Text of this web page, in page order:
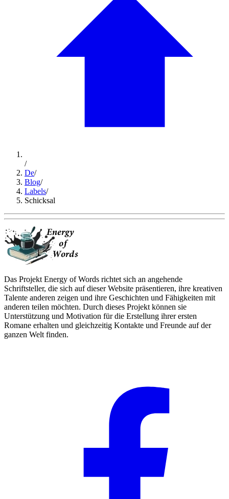
/
De/
Blog/
Labels/
Schicksal
Das Projekt Energy of Words richtet sich an angehende
Schriftsteller, die sich auf dieser Website präsentieren, ihre kreativen
Talente anderen zeigen und ihre Geschichten und Fähigkeiten mit
anderen teilen möchten. Durch dieses Projekt können sie
Unterstützung und Motivation für die Erstellung ihrer ersten
Romane erhalten und gleichzeitig Kontakte und Freunde auf der
ganzen Welt finden.